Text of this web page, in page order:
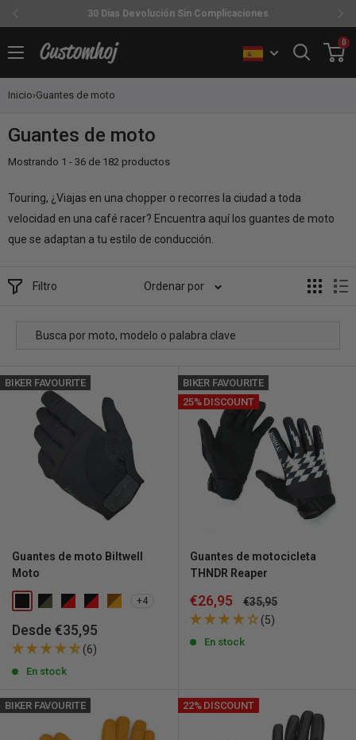
30 Días Devolución Sin Complicaciones
directamente
al
contenido
Customhoj
0
Inicio›Guantes de moto
Guantes de moto
Mostrando 1 - 36 de 182 productos
Touring, ¿Viajas en una chopper o recorres la ciudad a toda
velocidad en una café racer? Encuentra aquí los guantes de moto
que se adaptan a tu estilo de conducción.
Filtro Ordenar por
BIKER FAVOURITE
Guantes de moto Biltwell
Moto
+4
Precio
de
venta
Desde €35,95
(6)
En stock
BIKER FAVOURITE
25% DISCOUNT
Guantes de motocicleta
THNDR Reaper
Precio
de
venta
€26,95
Precio
habitual
€35,95
(5)
En stock
BIKER FAVOURITE 22% DISCOUNT